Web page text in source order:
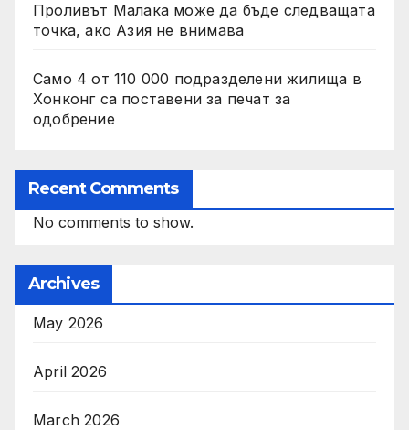
Проливът Малака може да бъде следващата
точка, ако Азия не внимава
Само 4 от 110 000 подразделени жилища в
Хонконг са поставени за печат за
одобрение
Recent Comments
No comments to show.
Archives
May 2026
April 2026
March 2026